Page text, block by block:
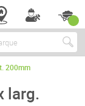
Chercher
200mm
larg.